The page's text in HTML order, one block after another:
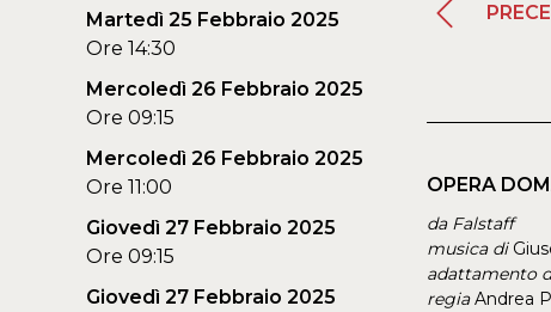
Martedì 25 Febbraio 2025
Ore 14:30
Mercoledì 26 Febbraio 2025
Ore 09:15
Mercoledì 26 Febbraio 2025
Ore 11:00
Giovedì 27 Febbraio 2025
Ore 09:15
Giovedì 27 Febbraio 2025
OPERA
da Falstaff
musica di
adattamento
regiaAndrea